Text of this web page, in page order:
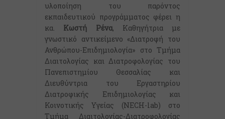
υλοποίηση του παρόντος
εκπαιδευτικού προγράμματος φέρει η
κα. Κωστή Ρένα, Καθηγήτρια με
γνωστικό αντικείμενο «Διατροφή του
Ανθρώπου-Επιδημιολογία» στο Τμήμα
Διαιτολογίας και Διατροφολογίας του
Πανεπιστημίου Θεσσαλίας και
Διευθύντρια του Εργαστηρίου
Διατροφικής Επιδημιολογίας και
Κοινοτικής Υγείας (NECH-lab) στο
Τμήμα Διαιτολογίας-Διατροφολογίας